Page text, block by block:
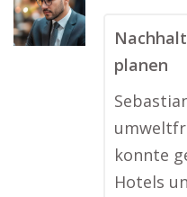
planen
konnte
Hotels